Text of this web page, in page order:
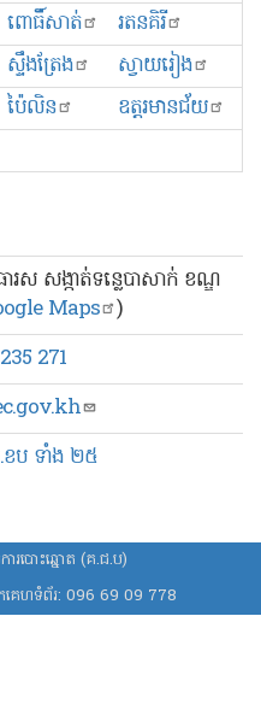
ពោធិ៍សាត់
រតនគិរី
ស្ទឹងត្រែង
ស្វាយរៀង
ប៉ៃលិន
ឧត្ដរមានជ័យ
រស សង្កាត់ទន្លេបាសាក់ ខណ្ឌ
Maps )
271
ប ទាំង ២៥
ារបោះឆ្នោត (គ.ជ.ប)
េហទំព័រ: 096 69 09 778